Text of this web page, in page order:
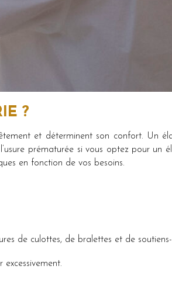
?
et déterminent son confort. Un
prématurée si vous optez pour un
en fonction de vos besoins.
de culottes, de bralettes et de